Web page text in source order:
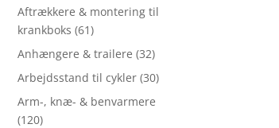
Aftrækkere & montering til
krankboks (61)
Anhængere & trailere (32)
Arbejdsstand til cykler (30)
Arm-, knæ- & benvarmere
(120)